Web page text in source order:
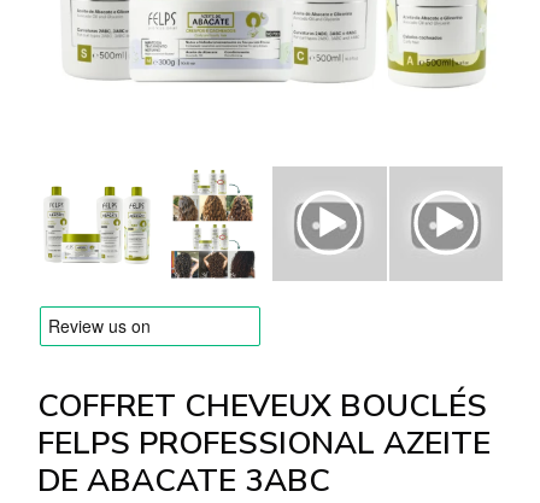
MARQUES
Questions fréquemment posées
Contactez nous
COFFRET CHEVEUX BOUCLÉS
FELPS PROFESSIONAL AZEITE
DE ABACATE 3ABC